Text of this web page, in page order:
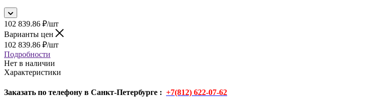
102 839.86 ₽/шт
Варианты цен
102 839.86 ₽/шт
Подробности
Нет в наличии
Характеристики
Заказать по телефону в Санкт-Петербурге : +7(812) 622-07-62